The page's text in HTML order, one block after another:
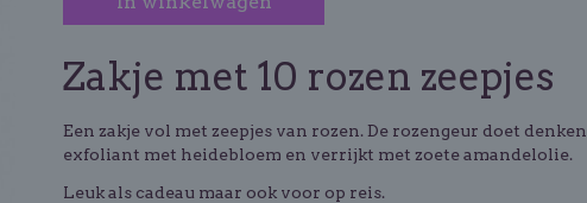
Zakje met 10 rozen zeepjes
Een zakje vol met zeepjes van rozen. De rozengeur doet
exfoliant met heidebloem en verrijkt met zoete amandelolie.
Leuk als cadeau maar ook voor op reis.